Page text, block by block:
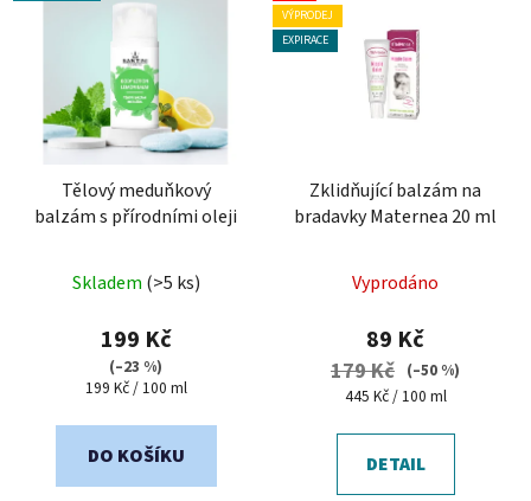
Tělový meduňkový
balzám s přírodními oleji
hodnocení
produktu
je
5,0
z
5
hvězdiček.
Skladem (>5 ks)
199 Kč
(–23 %)
Měrná
199 Kč / 100 ml
DO KOŠÍKU
VÝPRODEJ
EXPIRACE
Zklidňující balzám na
bradavky Maternea 20 ml
hodnocení
produktu
je
5,0
5
Vyprodáno
89 Kč
179 Kč (–50 %)
Měrná
445 Kč / 100 ml
DETAIL